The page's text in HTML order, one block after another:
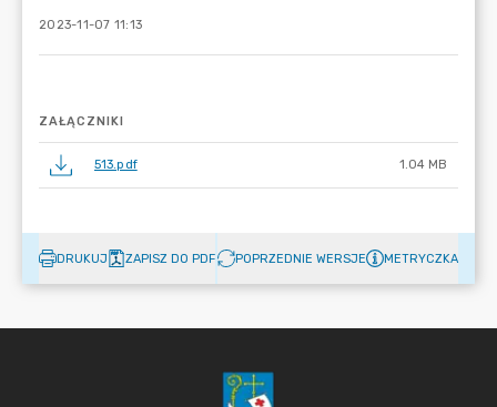
2023-11-07 11:13
ZAŁĄCZNIKI
513.pdf 1.04 MB
DRUKUJ ZAPISZ DO PDF POPRZEDNIE WERSJE METRYCZKA